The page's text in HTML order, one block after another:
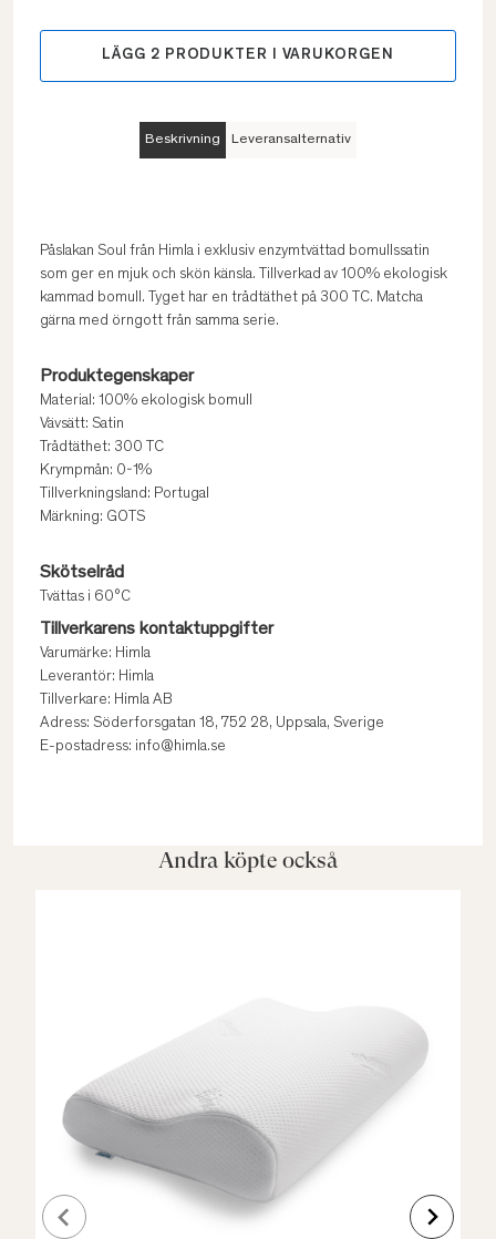
LÄGG 2 PRODUKTER I VARUKORGEN
Beskrivning Leveransalternativ
Påslakan Soul från Himla i exklusiv enzymtvättad bomullssatin
som ger en mjuk och skön känsla. Tillverkad av 100% ekologisk
kammad bomull. Tyget har en trådtäthet på 300 TC. Matcha
gärna med örngott från samma serie.
Produktegenskaper
Material: 100% ekologisk bomull
Vävsätt: Satin
Trådtäthet: 300 TC
Krympmån: 0-1%
Tillverkningsland: Portugal
Märkning: GOTS
Skötselråd
Tvättas i 60°C
Tillverkarens kontaktuppgifter
Varumärke: Himla
Leverantör: Himla
Tillverkare: Himla AB
Adress: Söderforsgatan 18, 752 28, Uppsala, Sverige
E-postadress: info@himla.se
Andra köpte också